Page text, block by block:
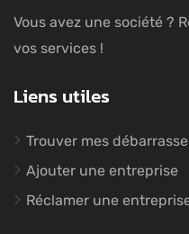
Vous avez une société ?
vos services !
Liens utiles
Trouver mes
Ajouter une entreprise
Réclamer une